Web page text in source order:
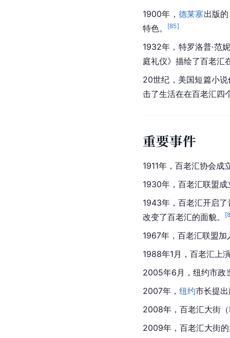
1900年， 德莱塞出版
特色。
[85]
1932年，特罗洛普·范
庭礼仪》描绘了百老汇
20世纪， 美国短篇小说
击了生活在在百老汇四
重要事件
1911年，百老汇协会成
1930年，百老汇联盟
1943年，百老汇开启
改变了百老汇的面貌。
[
1967年，百老汇联盟加
1988年1月，百老汇上
2005年6月，纽约市政
2007年， 纽约市长提
2008年，百老汇大街
2009年，百老汇大街